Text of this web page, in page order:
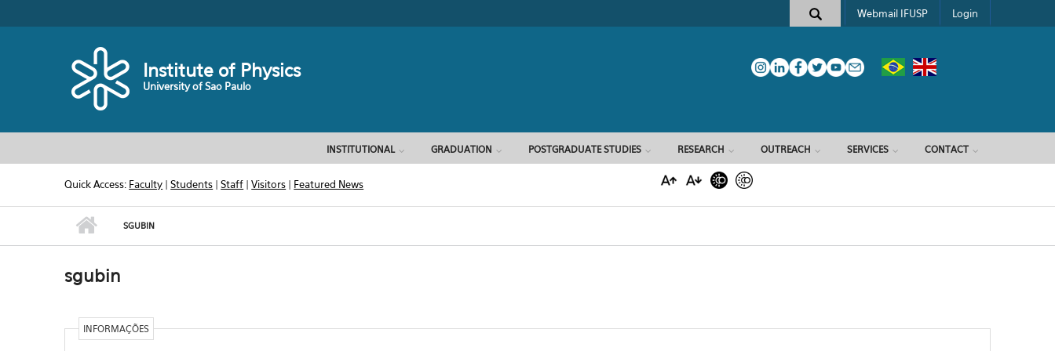
Search form
Webmail IFUSP Login
Institute of Physics
University of Sao Paulo
INSTITUTIONAL GRADUATION POSTGRADUATE STUDIES RESEARCH OUTREACH SERVICES CONTACT
Quick Access: Faculty |Students |Staff |Visitors | Featured News
SGUBIN
sgubin
INFORMAÇÕES